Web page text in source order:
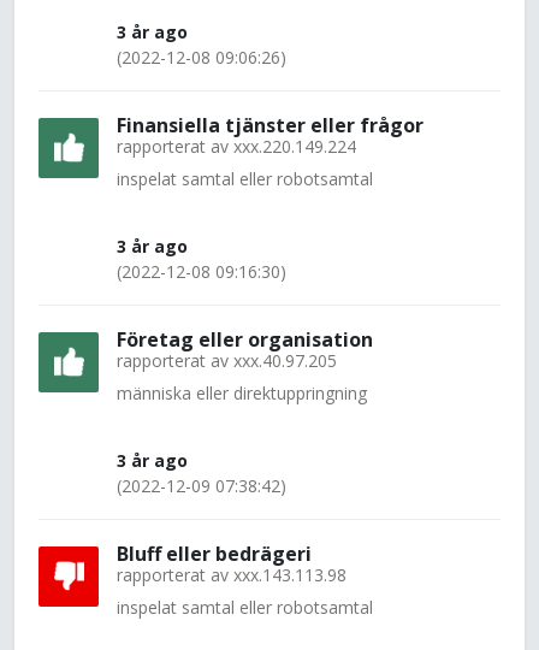
3 år ago
(2022-12-08 09:06:26)
Finansiella tjänster eller frågor
rapporterat av xxx.220.149.224
inspelat samtal eller robotsamtal
3 år ago
(2022-12-08 09:16:30)
Företag eller organisation
rapporterat av xxx.40.97.205
människa eller direktuppringning
3 år ago
(2022-12-09 07:38:42)
Bluff eller bedrägeri
rapporterat av xxx.143.113.98
inspelat samtal eller robotsamtal